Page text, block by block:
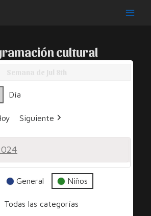
cultural
Día
Siguiente
General Niños
Todas las categorías